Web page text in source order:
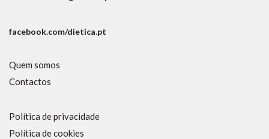
facebook.com/dietica.pt
Quem somos
Contactos
Política de privacidade
Política de cookies